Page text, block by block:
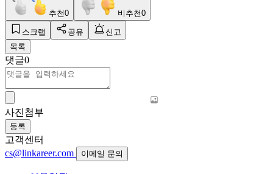
추천0 비추천0
스크랩 공유
신고
목록
댓글0
사진첨부
등록
고객센터
cs@linkareer.com
이메일 문의